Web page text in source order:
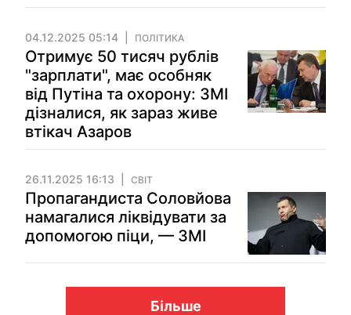
04.12.2025 05:14 ПОЛІТИКА
Отримує 50 тисяч рублів
"зарплати", має особняк
від Путіна та охорону: ЗМІ
дізналися, як зараз живе
втікач Азаров
26.11.2025 16:13 СВІТ
Пропагандиста Соловйова
намагалися ліквідувати за
допомогою піци, — ЗМІ
Більше